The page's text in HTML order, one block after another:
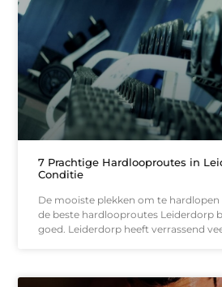
7 Prachtige Hardlooproutes in
Conditie
De mooiste plekken om te
de beste hardlooproutes Leiderdorp
goed. Leiderdorp heeft verrassend